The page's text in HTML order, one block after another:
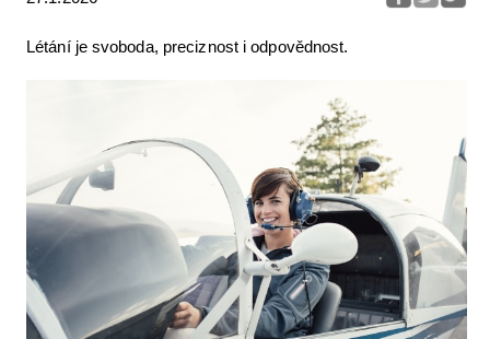
Létání je svoboda, preciznost i odpovědnost.
Pro piloty
Aktuální FR + archiv
Letecká muzea
VFR Communication app
The SAFE Guide app